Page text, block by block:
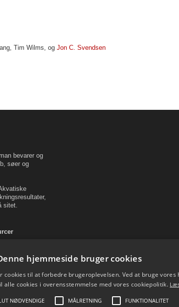
Tim Wilms og Jon C. Svendsen
bevarer og
søer og
sitet.
hjemmeside bruger cookies
cookies til at forbedre brugeroplevelsen. Ved at bruge vores
alle cookies i overensstemmelse med vores cookiepolitik.
NØDVENDIGE MÅLRETNING FUNKTIONALITET